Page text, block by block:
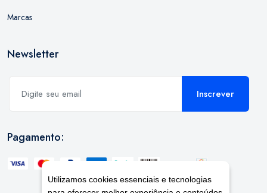
Marcas
Newsletter
Inscrever
Pagamento:
Utilizamos cookies essenciais e tecnologias